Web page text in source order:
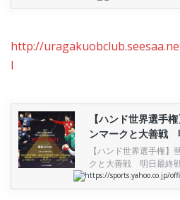
http://
l
【ハンド世界選手
ンマークと大善戦
ビ
【ハンド世界選手権
クと大善戦 明日最終
https://sports.yahoo.co.jp/